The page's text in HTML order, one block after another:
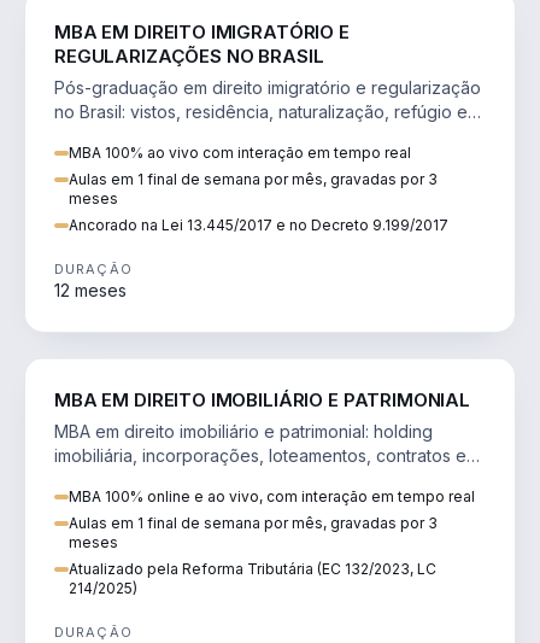
MBA EM DIREITO IMIGRATÓRIO E
REGULARIZAÇÕES NO BRASIL
Pós-graduação em direito imigratório e regularização
no Brasil: vistos, residência, naturalização, refúgio e
MBA 100% ao vivo com interação em tempo real
Aulas em 1 final de semana por mês, gravadas por 3
meses
Ancorado na Lei 13.445/2017 e no Decreto 9.199/2017
DURAÇÃO
12 meses
MBA EM DIREITO IMOBILIÁRIO E PATRIMONIAL
MBA em direito imobiliário e patrimonial: holding
imobiliária, incorporações, loteamentos, contratos e
MBA 100% online e ao vivo, com interação em tempo real
Aulas em 1 final de semana por mês, gravadas por 3
meses
Atualizado pela Reforma Tributária (EC 132/2023, LC
214/2025)
DURAÇÃO